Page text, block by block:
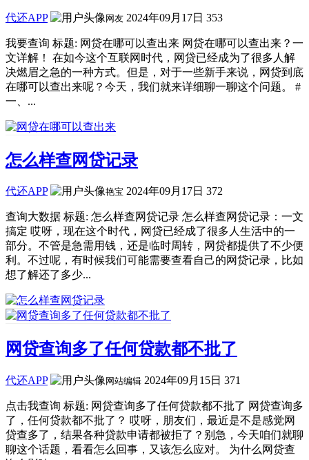
代还APP 网友 2024年09月17日 353
我要查询 标题: 网贷在哪可以查出来 网贷在哪可以查出来？一
文详解！ 在如今这个互联网时代，网贷已经成为了很多人解
决燃眉之急的一种方式。但是，对于一些新手来说，网贷到底
在哪可以查出来呢？今天，我们就来详细聊一聊这个问题。 #
一、...
怎么样查网贷记录
代还APP 艳宝 2024年09月17日 372
查询大数据 标题: 怎么样查网贷记录 怎么样查网贷记录：一文
搞定 哎呀，现在这个时代，网贷已经成了很多人生活中的一
部分。不管是急需用钱，还是临时周转，网贷都提供了不少便
利。不过呢，有时候我们可能需要查看自己的网贷记录，比如
想了解还了多少...
网贷查询多了任何贷款都不批了
代还APP 网站编辑 2024年09月15日 371
点击我查询 标题: 网贷查询多了任何贷款都不批了 网贷查询多
了，任何贷款都不批了？ 哎呀，朋友们，最近是不是感觉网
贷查多了，结果各种贷款申请都被拒了？别急，今天咱们就聊
聊这个话题，看看怎么回事，又该怎么应对。 为什么网贷查